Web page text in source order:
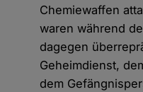
Chemiewaffen
waren während
dagegen
Geheimdienst,
dem